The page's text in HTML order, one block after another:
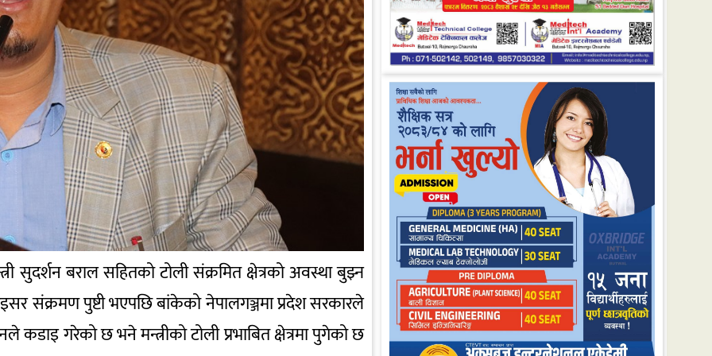
सुदर्शन बराल सहितको टोली संक्रमित क्षेत्रको अवस्था बुझ्न
संक्रमण पुष्टी भएपछि बांकेको नेपालगञ्जमा प्रदेश सरकारले
कडाइ गरेको छ भने मन्त्रीको टोली प्रभाबित क्षेत्रमा पुगेको छ